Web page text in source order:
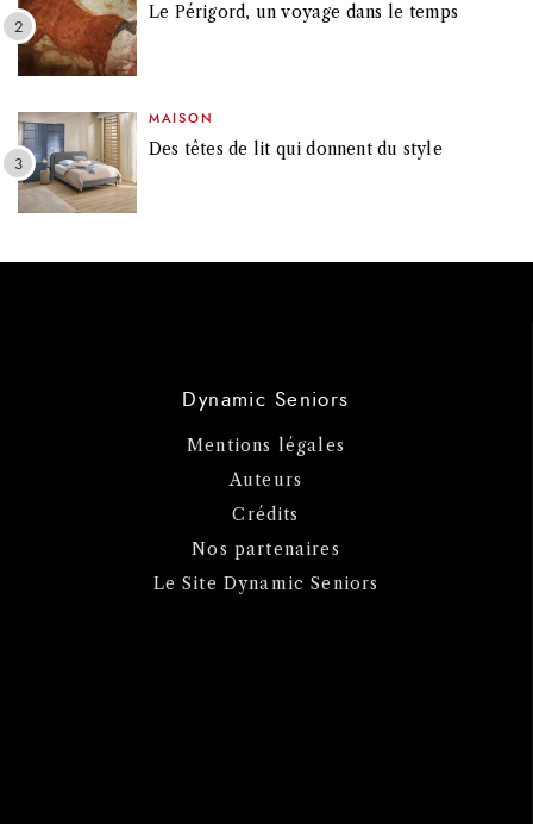
Le Périgord, un voyage dans le temps
MAISON
Des têtes de lit qui donnent du style
Dynamic Seniors
Mentions légales
Auteurs
Crédits
Nos partenaires
Le Site Dynamic Seniors